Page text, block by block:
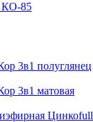
КО-85
3в1 полуглянец
3в1 матовая
Цинкоfull